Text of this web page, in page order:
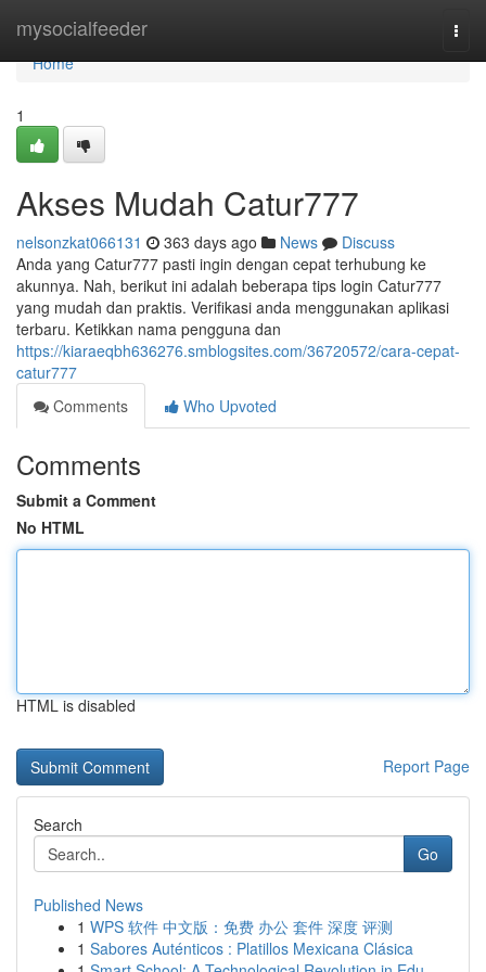
mysocialfeeder
Home
Home
1
Akses Mudah Catur777
nelsonzkat066131 363 days ago News
Discuss
Anda yang Catur777 pasti ingin dengan cepat terhubung ke
akunnya. Nah, berikut ini adalah beberapa tips login Catur777
yang mudah dan praktis. Verifikasi anda menggunakan aplikasi
terbaru. Ketikkan nama pengguna dan
https://kiaraeqbh636276.smblogsites.com/36720572/cara-cepat-
catur777
Comments
Who Upvoted
Comments
Submit a Comment
No HTML
HTML is disabled
Report Page
Search
Go
Published News
1 WPS 软件 中文版：免费 办公 套件 深度 评测
1 Sabores Auténticos : Platillos Mexicana Clásica